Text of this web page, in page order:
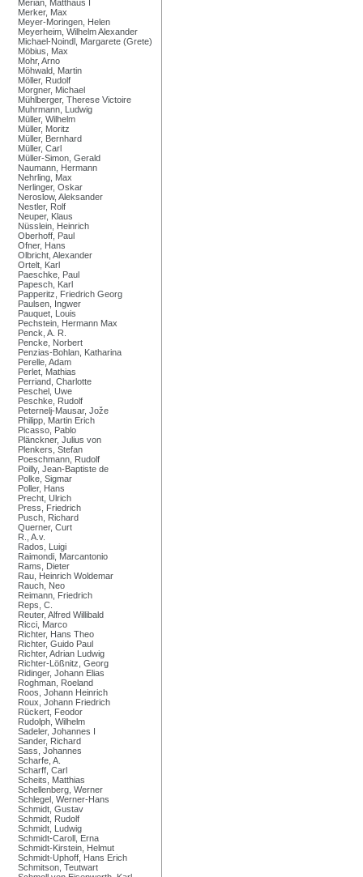
Merian, Matthäus I
Merker, Max
Meyer-Moringen, Helen
Meyerheim, Wilhelm Alexander
Michael-Noindl, Margarete (Grete)
Möbius, Max
Mohr, Arno
Möhwald, Martin
Möller, Rudolf
Morgner, Michael
Mühlberger, Therese Victoire
Muhrmann, Ludwig
Müller, Wilhelm
Müller, Moritz
Müller, Bernhard
Müller, Carl
Müller-Simon, Gerald
Naumann, Hermann
Nehrling, Max
Nerlinger, Oskar
Neroslow, Aleksander
Nestler, Rolf
Neuper, Klaus
Nüsslein, Heinrich
Oberhoff, Paul
Ofner, Hans
Olbricht, Alexander
Ortelt, Karl
Paeschke, Paul
Papesch, Karl
Papperitz, Friedrich Georg
Paulsen, Ingwer
Pauquet, Louis
Pechstein, Hermann Max
Penck, A. R.
Pencke, Norbert
Penzias-Bohlan, Katharina
Perelle, Adam
Perlet, Mathias
Perriand, Charlotte
Peschel, Uwe
Peschke, Rudolf
Peternelj-Mausar, Jože
Philipp, Martin Erich
Picasso, Pablo
Plänckner, Julius von
Plenkers, Stefan
Poeschmann, Rudolf
Poilly, Jean-Baptiste de
Polke, Sigmar
Poller, Hans
Precht, Ulrich
Press, Friedrich
Pusch, Richard
Querner, Curt
R., A.v.
Rados, Luigi
Raimondi, Marcantonio
Rams, Dieter
Rau, Heinrich Woldemar
Rauch, Neo
Reimann, Friedrich
Reps, C.
Reuter, Alfred Willibald
Ricci, Marco
Richter, Hans Theo
Richter, Guido Paul
Richter, Adrian Ludwig
Richter-Lößnitz, Georg
Ridinger, Johann Elias
Roghman, Roeland
Roos, Johann Heinrich
Roux, Johann Friedrich
Rückert, Feodor
Rudolph, Wilhelm
Sadeler, Johannes I
Sander, Richard
Sass, Johannes
Scharfe, A.
Scharff, Carl
Scheits, Matthias
Schellenberg, Werner
Schlegel, Werner-Hans
Schmidt, Gustav
Schmidt, Rudolf
Schmidt, Ludwig
Schmidt-Caroll, Erna
Schmidt-Kirstein, Helmut
Schmidt-Uphoff, Hans Erich
Schmitson, Teutwart